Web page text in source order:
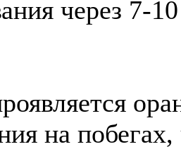
через 7-
на